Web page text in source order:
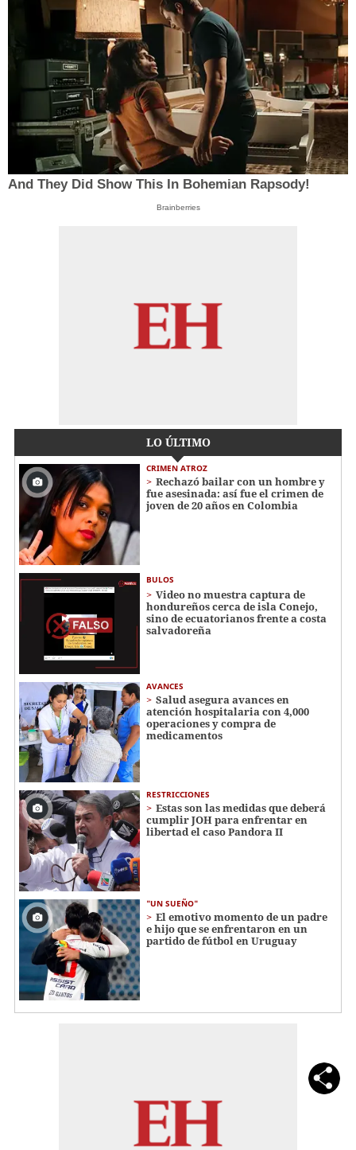
And They Did Show This In Bohemian Rapsody!
Brainberries
LO ÚLTIMO
CRIMEN ATROZ
Rechazó bailar con un hombre y
fue asesinada: así fue el crimen de
joven de 20 años en Colombia
BULOS
Video no muestra captura de
hondureños cerca de isla Conejo,
sino de ecuatorianos frente a costa
salvadoreña
AVANCES
Salud asegura avances en
atención hospitalaria con 4,000
operaciones y compra de
medicamentos
RESTRICCIONES
Estas son las medidas que deberá
cumplir JOH para enfrentar en
libertad el caso Pandora II
"UN SUEÑO"
El emotivo momento de un padre
e hijo que se enfrentaron en un
partido de fútbol en Uruguay